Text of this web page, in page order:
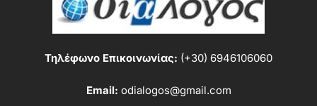
Τηλέφωνο Επικοινωνίας: (+30) 6946106060
Email: odialogos@gmail.com